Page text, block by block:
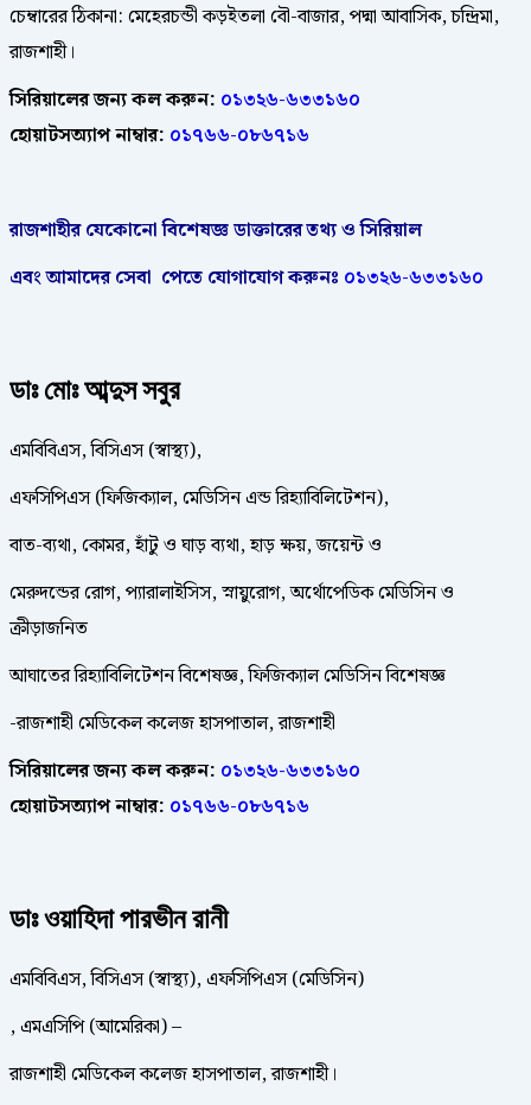
চেম্বারের ঠিকানা: মেহেরচন্ডী কড়ইতলা বৌ-বাজার, পদ্মা আবাসিক, চন্দ্রিমা,
রাজশাহী।
সিরিয়ালের জন্য কল করুন: ০১৩২৬-৬৩৩১৬০
হোয়াটসঅ্যাপ নাম্বার: ০১৭৬৬-০৮৬৭১৬
রাজশাহীর যেকোনো বিশেষজ্ঞডাক্তারেরতথ্য ও সিরিয়াল
এবং আমাদের সেবা পেতে যোগাযোগ করুনঃ ০১৩২৬-৬৩৩১৬০
ডাঃ মোঃ আব্দুস সবুর
এমবিবিএস, বিসিএস (স্বাস্থ্য),
এফসিপিএস (ফিজিক্যাল, মেডিসিন এন্ড রিহ্যাবিলিটেশন),
বাত-ব্যথা, কোমর, হাঁটু ও ঘাড় ব্যথা, হাড় ক্ষয়, জয়েন্ট ও
মেরুদন্ডের রোগ, প্যারালাইসিস, স্নায়ুরোগ, অর্থোপেডিক মেডিসিন ও
ক্রীড়াজনিত
আঘাতের রিহ্যাবিলিটেশন বিশেষজ্ঞ, ফিজিক্যাল মেডিসিন বিশেষজ্ঞ
-রাজশাহী মেডিকেল কলেজ হাসপাতাল, রাজশাহী
সিরিয়ালের জন্য কল করুন: ০১৩২৬-৬৩৩১৬০
হোয়াটসঅ্যাপ নাম্বার: ০১৭৬৬-০৮৬৭১৬
ডাঃ ওয়াহিদাপারভীন রানী
এমবিবিএস, বিসিএস (স্বাস্থ্য), এফসিপিএস (মেডিসিন)
, এমএসিপি (আমেরিকা) –
রাজশাহী মেডিকেল কলেজ হাসপাতাল, রাজশাহী।